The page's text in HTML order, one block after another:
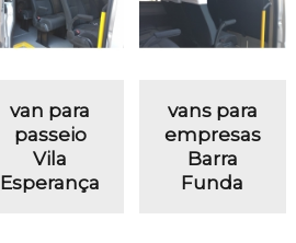
van para
passeio
Vila
Esperança
vans para
empresas
Barra
Funda